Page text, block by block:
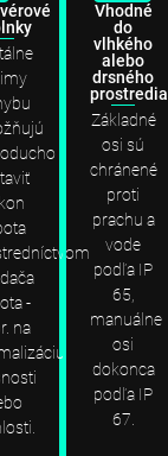
-
na
Vhodné
do
vlhkého
alebo
drsného
prostredia
Základné
osi sú
chránené
proti
prachu a
vode
podľa IP
65,
manuálne
osi
dokonca
podľa IP
67.